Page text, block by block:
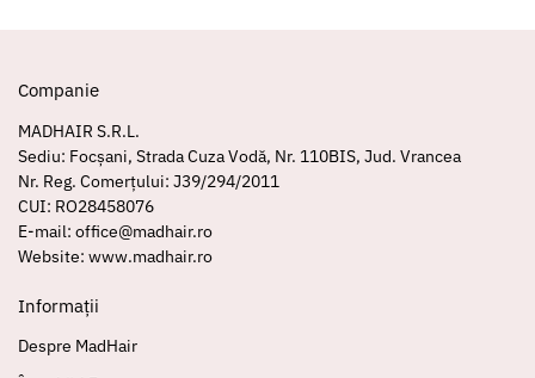
Companie
MADHAIR S.R.L.
Sediu: Focșani, Strada Cuza Vodă, Nr. 110BIS, Jud. Vrancea
Nr. Reg. Comerțului: J39/294/2011
CUI: RO28458076
E-mail: office@madhair.ro
Website: www.madhair.ro
Informații
Despre MadHair